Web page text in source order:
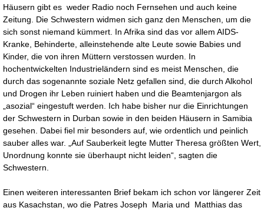
Häusern gibt es weder Radio noch Fernsehen und auch keine
Zeitung. Die Schwestern widmen sich ganz den Menschen, um die
sich sonst niemand kümmert. In Afrika sind das vor allem AIDS-
Kranke, Behinderte, alleinstehende alte Leute sowie Babies und
Kinder, die von ihren Müttern verstossen wurden. In
hochentwickelten Industrieländern sind es meist Menschen, die
durch das sogenannte soziale Netz gefallen sind, die durch Alkohol
und Drogen ihr Leben ruiniert haben und die Beamtenjargon als
„asozial“ eingestuft werden. Ich habe bisher nur die Einrichtungen
der Schwestern in Durban sowie in den beiden Häusern in Samibia
gesehen. Dabei fiel mir besonders auf, wie ordentlich und peinlich
sauber alles war. „Auf Sauberkeit legte Mutter Theresa größten Wert,
Unordnung konnte sie überhaupt nicht leiden“, sagten die
Schwestern.
Einen weiteren interessanten Brief bekam ich schon vor längerer Zeit
aus Kasachstan, wo die Patres Joseph Maria und Matthias das